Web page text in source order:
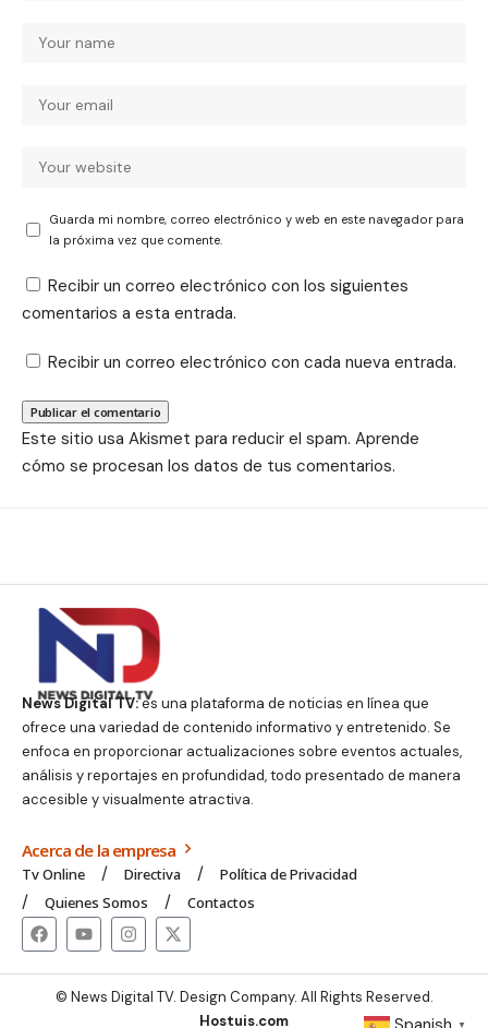
Guarda mi nombre, correo electrónico y web en este navegador para
la próxima vez que comente.
Recibir un correo electrónico con los siguientes
comentarios a esta entrada.
Recibir un correo electrónico con cada nueva entrada.
Este sitio usa Akismet para reducir el spam. Aprende
cómo se procesan los datos de tus comentarios.
News Digital TV:es una plataforma de noticias en línea que
ofrece una variedad de contenido informativo y entretenido. Se
enfoca en proporcionar actualizaciones sobre eventos actuales,
análisis y reportajes en profundidad, todo presentado de manera
accesible y visualmente atractiva.
Acerca de la empresa
Tv Online Directiva
Política de Privacidad
Quienes Somos
Contactos
© News Digital TV. Design Company. All Rights Reserved.
Hostuis.com
▼